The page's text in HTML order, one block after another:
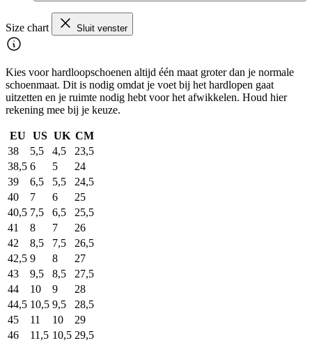
Size chart Sluit venster
Kies voor hardloopschoenen altijd één maat groter dan je normale
schoenmaat. Dit is nodig omdat je voet bij het hardlopen gaat
uitzetten en je ruimte nodig hebt voor het afwikkelen. Houd hier
rekening mee bij je keuze.
EU US UK CM
38
5,5 4,5
23,5
38,5 6 5
24
39
6,5 5,5
24,5
40
7 6
25
40,5 7,5 6,5
25,5
41
8 7
26
42
8,5 7,5
26,5
42,5 9 8
27
43
9,5 8,5
27,5
44
10 9
28
44,5 10,5 9,5
28,5
45
11 10
29
46
11,5 10,5 29,5